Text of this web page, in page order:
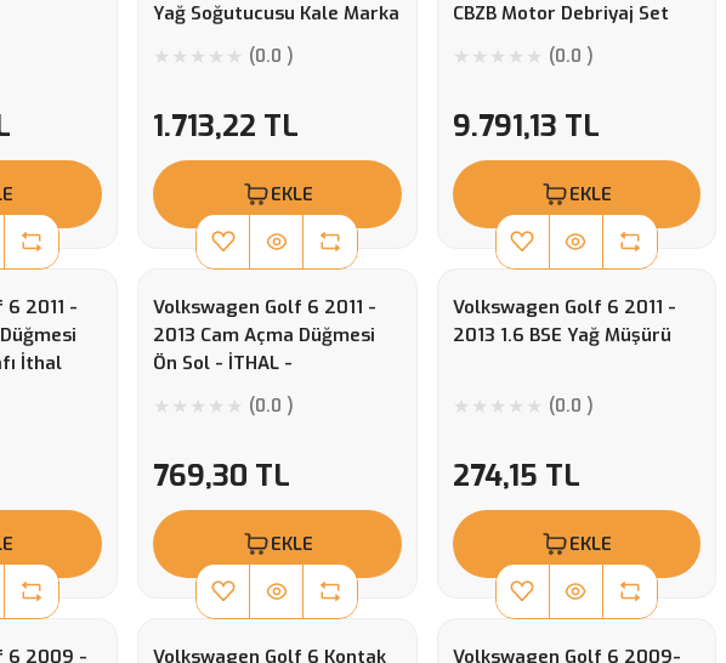
Yağ Soğutucusu Kale Marka
(0.0 )
1.713,22 TL
EKLE
CBZB Motor Debriyaj Set
(0.0 )
9.791,13 TL
EKLE
2011 -
İthal
Volkswagen Golf 6 2011 -
2013 Cam Açma Düğmesi
Ön Sol - İTHAL -
1K4959857B
(1K4959857BG6)
(0.0 )
769,30 TL
EKLE
Volkswagen Golf 6 2011 -
2013 1.6 BSE Yağ Müşürü
(0.0 )
274,15 TL
EKLE
6 2009 -
Volkswagen Golf 6 Kontak
Volkswagen Golf 6 2009-